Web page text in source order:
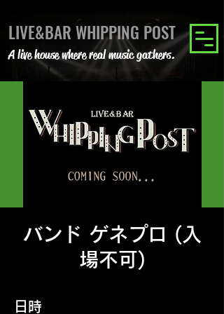
LIVE&BAR WHIPPING POST
A live house where real music gathers.
バンド ゲネプロ (入
場不可)
日時